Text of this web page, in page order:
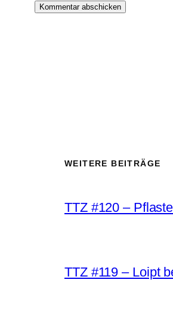
WEITERE BEITRÄGE
TTZ #120 –
TTZ #119 – Loipt